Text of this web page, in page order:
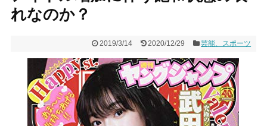
れなのか？
2019/3/14 2020/12/29 芸能、スポーツ